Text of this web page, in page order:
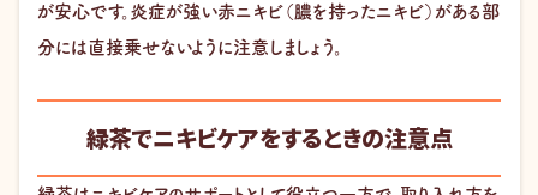
が安心です。炎症が強い赤ニキビ（膿を持ったニキビ）がある部
分には直接乗せないように注意しましょう。
緑茶でニキビケアをするときの注意点